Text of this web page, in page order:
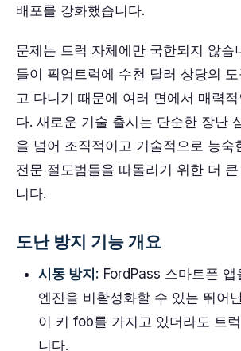
배포를 강화했습니다.
문제는 트럭 자체에만 국한되지 않습
들이 픽업트럭에 수천 달러 상당의
고 다니기 때문에 여러 면에서 매력
다. 새로운 기술 출시는 단순한 장난
을 넘어 조직적이고 기술적으로 능숙
전문 절도범들을 따돌리기 위한 더
니다.
도난 방지 기능 개요
시동 방지: FordPass 스마트폰
엔진을 비활성화할 수 있는 뛰어
이 키 fob를 가지고 있더라도 트
니다.